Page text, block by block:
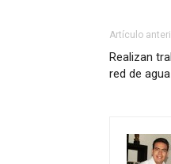
Artículo
Realizan
red de